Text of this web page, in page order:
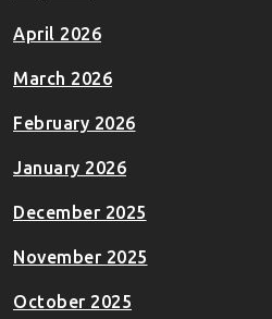
April 2026
March 2026
February 2026
January 2026
December 2025
November 2025
October 2025